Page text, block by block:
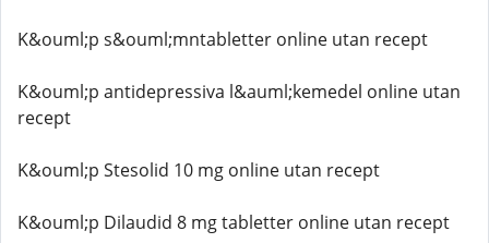
K&ouml;p s&ouml;mntabletter online utan recept
K&ouml;p antidepressiva l&auml;kemedel online utan
recept
K&ouml;p Stesolid 10 mg online utan recept
K&ouml;p Dilaudid 8 mg tabletter online utan recept